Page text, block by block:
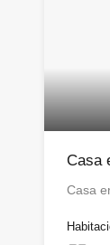
Casa
Casa